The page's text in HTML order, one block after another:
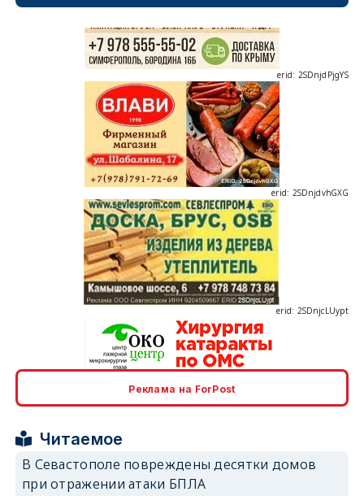
erid: 2SDnjdPjgYS
erid: 2SDnjdvhGXG
Реклама на ForPost
Читаемое
В Севастополе повреждены десятки домов
при отражении атаки БПЛА